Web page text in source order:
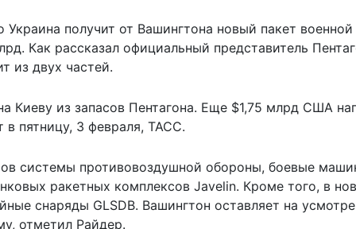
получит от Вашингтона новый пакет военной
Как рассказал официальный представитель
из двух частей.
Киеву из запасов Пентагона. Еще $1,75 млрд США
в пятницу, 3 февраля, ТАСС.
системы противовоздушной обороны, боевые
ракетных комплексов Javelin. Кроме того, в
снаряды GLSDB. Вашингтон оставляет на
отметил Райдер.